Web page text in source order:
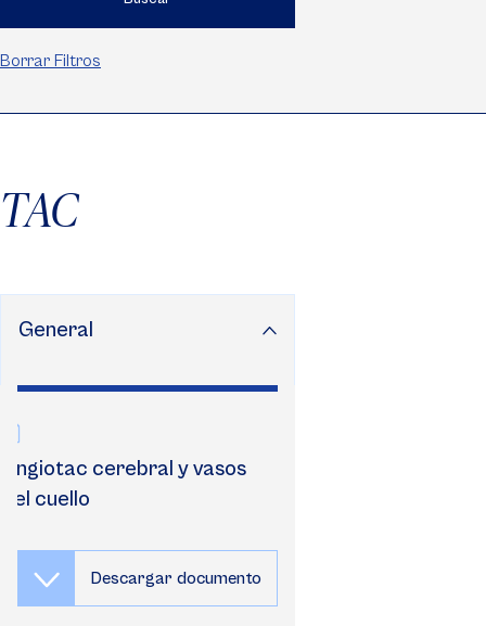
Borrar Filtros
TAC
General
Angiotac cerebral y vasos
del cuello
Descargar documento